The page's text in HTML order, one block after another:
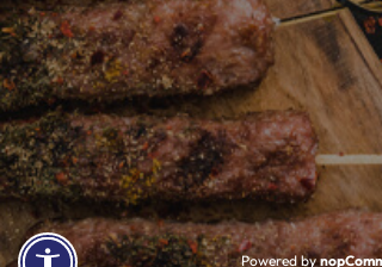
Powered by